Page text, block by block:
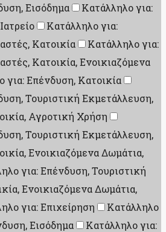
Εισόδημα
Κατάλληλο για:
Κατάλληλο για:
Κατοικία
Κατάλληλο για:
Κατοικία, Ενοικιαζόμενα
για: Επένδυση, Κατοικία
Τουριστική Εκμετάλλευση,
Αγροτική Χρήση
Τουριστική Εκμετάλλευση,
Ενοικιαζόμενα Δωμάτια,
για: Επένδυση, Τουριστική
Ενοικιαζόμενα Δωμάτια,
για: Επιχείρηση
Κατάλληλο
Εισόδημα
Κατάλληλο για: